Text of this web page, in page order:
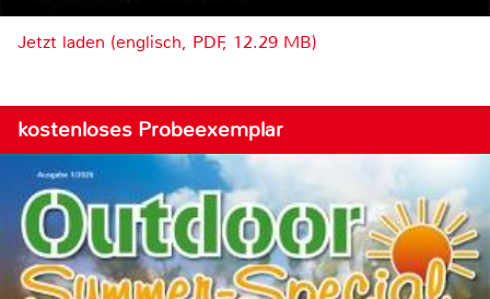
Jetzt laden (englisch, PDF, 12.29 MB)
kostenloses Probeexemplar